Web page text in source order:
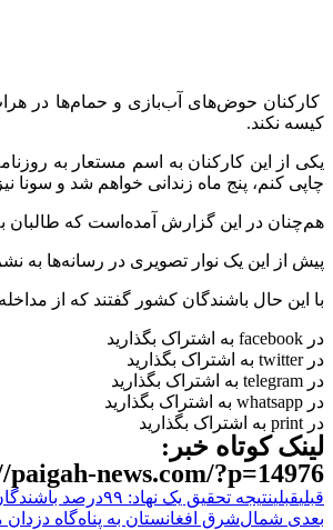
کارکنان حوض‌های آب‌بازی و حمام‌ها در
کیسه نکند.
یکی از این کارکنان به اسم مستعار به
چاپی کنم، پنج ماه زندانی خواهم شد و
هم‌چنان در این گزارش آمده‌است که طالبان
پیش از این یک نوار تصویری در رسانه‌ها به نشر رسیده که
با این حال باشندگان کشور گفتند که از
در facebook به اشتراک بگذارید
در twitter به اشتراک بگذارید
در telegram به اشتراک بگذارید
در whatsapp به اشتراک بگذارید
در print به اشتراک بگذارید
لینک کوتاه خبر:
news.com/?p=14976
قبلیقبلینتیجه تحقیق یک نهاد: ۹۹درصد باشندگان پنجشیر از حضور طالبان در این ولایت راضی نیستند
بعدی شمال‌شرق افغانستان به پناه‌گاه